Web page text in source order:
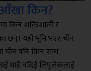
किन?
किन शक्तिशाली र
छन्। यही भूमि भएर चीन
चीन पनि किन साथ
थाहै नदिई लिपुलेकलाई